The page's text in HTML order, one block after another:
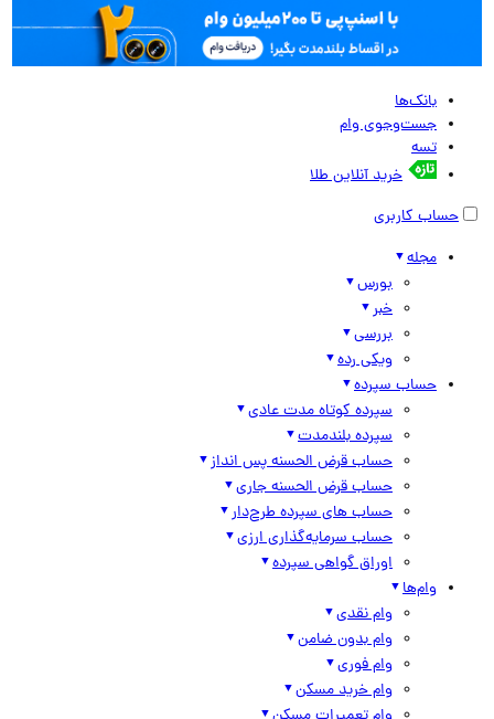
بانک‌ها
جست‌وجوی وام
تسه
خرید آنلاین طلا
حساب کاربری
مجله
بورس
خبر
بررسی
ویکی رده
حساب سپرده
سپرده کوتاه مدت عادی
سپرده بلندمدت
حساب قرض الحسنه پس انداز
حساب قرض الحسنه جاری
حساب های سپرده طرح‌دار
حساب سرمایه‌گذاری ارزی
اوراق گواهی سپرده
وام‌ها
وام نقدی
وام بدون ضامن
وام فوری
وام خرید مسکن